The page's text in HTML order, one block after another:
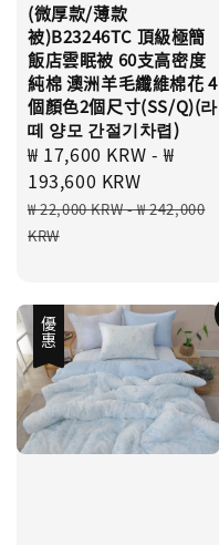
(微厚款/薄款
被)B23246TC 頂級極簡
飯店雲眠被 60支高密度
純棉 澳洲羊毛纖維棉花 4
個顏色2個尺寸(SS/Q)(라
떼 양모 간절기차렵)
Sale
price
₩ 17,600 KRW -₩
193,600 KRW
Regular
price
₩ 22,000 KRW-₩ 242,000
KRW
優惠